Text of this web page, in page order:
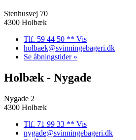
Stenhusvej 70
4300 Holbæk
Tlf. 59 44 50 ** Vis
holbaek@svinningebageri.dk
Se åbningstider »
Holbæk - Nygade
Nygade 2
4300 Holbæk
Tlf. 71 99 33 ** Vis
nygade@svinningebageri.dk